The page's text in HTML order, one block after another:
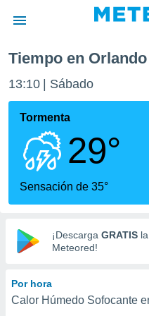
de
ha
para
que se
calidad.
a este
las
y
digital
basada
Tiempo en
13:10 Sábado
Tormenta
29°
Sensación de 35°
¡Descarga GRATIS
Meteored!
Por hora
Calor Húmedo Sofocante